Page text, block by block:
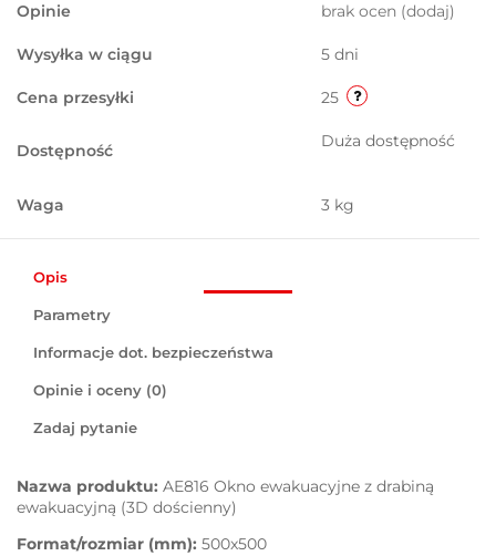
Opinie brak ocen (dodaj)
Wysyłka w ciągu 5 dni
Cena przesyłki 25
Dostępność Duża dostępność
Waga 3 kg
Opis
Parametry
Informacje dot. bezpieczeństwa
Opinie i oceny (0)
Zadaj pytanie
Nazwa produktu: AE816 Okno ewakuacyjne z drabiną
ewakuacyjną (3D dościenny)
Format/rozmiar (mm): 500x500